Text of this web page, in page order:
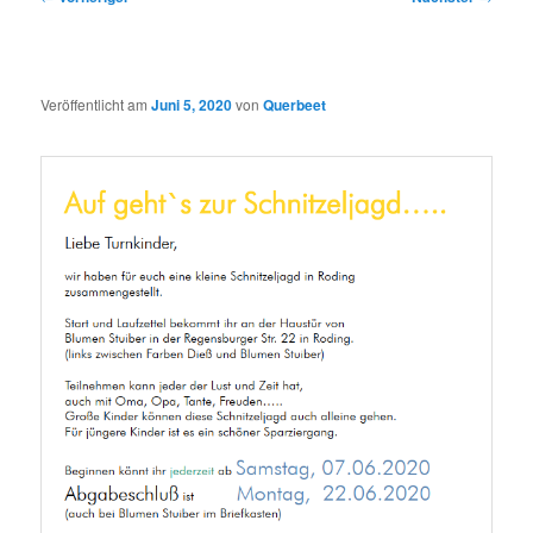
Veröffentlicht amJuni 5, 2020vonQuerbeet